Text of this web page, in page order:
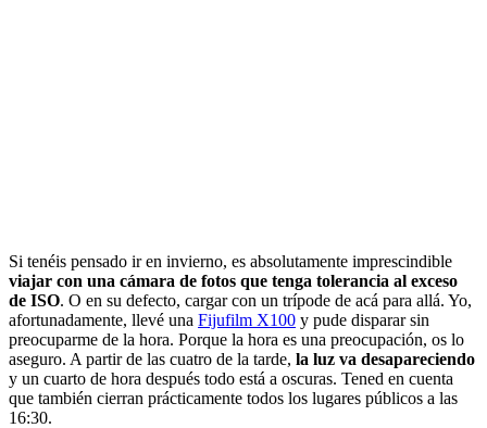
Si tenéis pensado ir en invierno, es absolutamente imprescindible
viajar con una cámara de fotos que tenga tolerancia al exceso
de ISO. O en su defecto, cargar con un trípode de acá para allá. Yo,
afortunadamente, llevé una Fijufilm X100 y pude disparar sin
preocuparme de la hora. Porque la hora es una preocupación, os lo
aseguro. A partir de las cuatro de la tarde, la luz va desapareciendo
y un cuarto de hora después todo está a oscuras. Tened en cuenta
que también cierran prácticamente todos los lugares públicos a las
16:30.